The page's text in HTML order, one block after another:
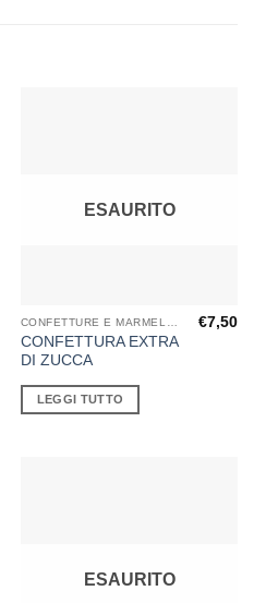
ESAURITO
CONFETTURE E MARMELLATE
CONFETTURA EXTRA
DI ZUCCA
€7,50
LEGGI TUTTO
ESAURITO